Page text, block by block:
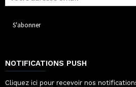
NOTIFICATIONS PUSH
Cliquez ici pour recevoir nos